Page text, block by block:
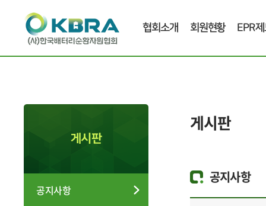
협회소개 회원현황 EPR
게시판
공지사항
게시판
공지사항